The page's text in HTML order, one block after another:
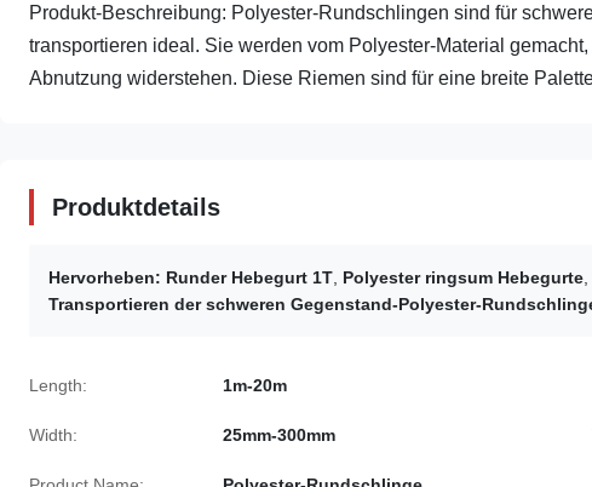
Produkt-Beschreibung: Polyester-Rundschlingen sind für
transportieren ideal. Sie werden vom Polyester-Material
Abnutzung widerstehen. Diese Riemen sind für eine breite
Produktdetails
Hervorheben: Runder Hebegurt 1T Polyester ringsum Hebegurte
Transportieren der schweren Gegenstand-Polyester-
Length: 1m-20m
Width: 25mm-300mm